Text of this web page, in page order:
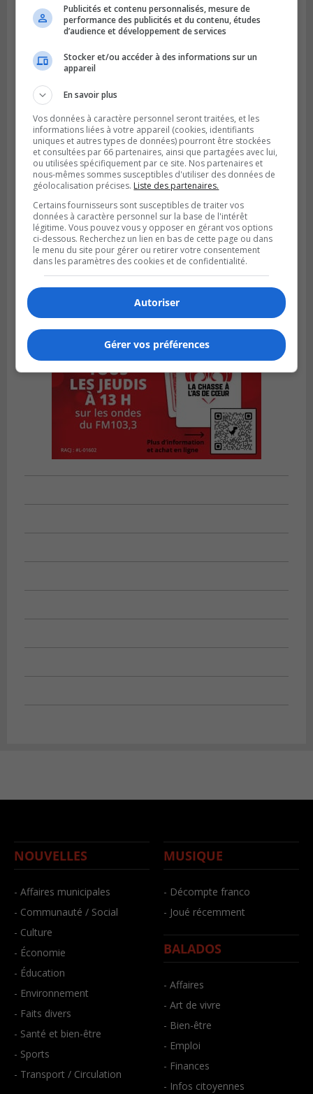
Publié le 29 juillet 2026 à 12h00
Brossard traverserait un ralentissement
de construction de logements
NOUVELLES
- Affaires municipales
- Communauté / Social
- Culture
- Économie
- Éducation
- Environnement
- Faits divers
- Santé et bien-être
- Sports
- Transport / Circulation
MUSIQUE
- Décompte franco
- Joué récemment
BALADOS
- Affaires
- Art de vivre
- Bien-être
- Emploi
- Finances
- Infos citoyennes
Publicités et contenu personnalisés, mesure de
performance des publicités et du contenu, études
d’audience et développement de services
Stocker et/ou accéder à des informations sur un
appareil
En savoir plus
Vos données à caractère personnel seront traitées, et les
informations liées à votre appareil (cookies, identifiants
uniques et autres types de données) pourront être stockées
et consultées par 66 partenaires, ainsi que partagées avec lui,
ou utilisées spécifiquement par ce site. Nos partenaires et
nous-mêmes sommes susceptibles d'utiliser des données de
géolocalisation précises. Liste des partenaires.
Certains fournisseurs sont susceptibles de traiter vos
données à caractère personnel sur la base de l'intérêt
légitime. Vous pouvez vous y opposer en gérant vos options
ci-dessous. Recherchez un lien en bas de cette page ou dans
le menu du site pour gérer ou retirer votre consentement
dans les paramètres des cookies et de confidentialité.
Autoriser
Gérer vos préférences